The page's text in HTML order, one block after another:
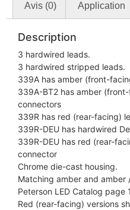
Avis (0) Application
Description
3 hardwired leads.
3 hardwired stripped leads.
339A has amber (front-
339A-BT2 has amber
connectors
339R has red (rear-facing)
339R-DEU has hardwired
339R-DEU has red (rear-
connector
Chrome die-cast housing.
Matching amber and amber
Peterson LED Catalog page
Red (rear-facing) versions